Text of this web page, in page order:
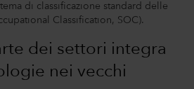
di classificazione standard delle
Classification, SOC).
dei settori integra
nei vecchi